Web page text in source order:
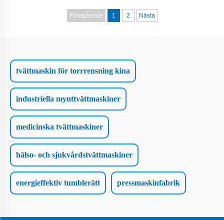
Föregående 1 2 Nästa
tvättmaskin för torrrensning kina
industriella mynttvättmaskiner
medicinska tvättmaskiner
hälso- och sjukvårdstvättmaskiner
energieffektiv tumblerätt pressmaskinfabrik